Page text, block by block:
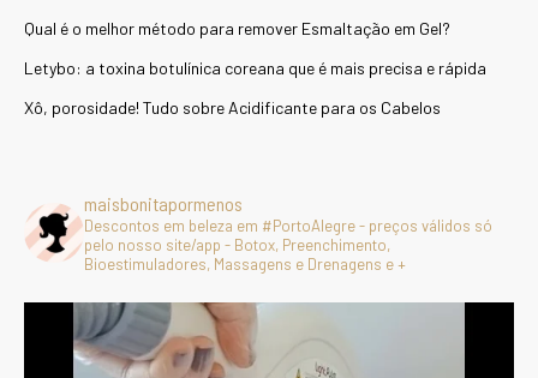
Qual é o melhor método para remover Esmaltação em Gel?
Letybo: a toxina botulínica coreana que é mais precisa e rápida
Xô, porosidade! Tudo sobre Acidificante para os Cabelos
maisbonitapormenos
Descontos em beleza em #PortoAlegre - preços válidos só
pelo nosso site/app - Botox, Preenchimento,
Bioestimuladores, Massagens e Drenagens e +